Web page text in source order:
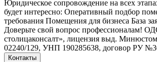
Юридическое сопровождение на всех
будет интересно: Оперативный подбор
требования Помещения для бизнеса База
Доверьте свой вопрос профессионалам!
столицаконсалт», лицензия выд.
02240/129, УНП 190285638, договор РУ
Контакты